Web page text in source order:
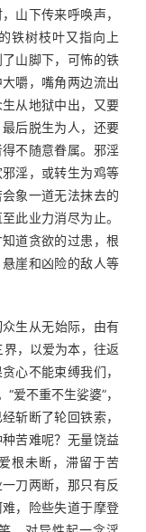
山下传来呼唤声，
铁树枝叶又指向上
山脚下，可怖的铁
嚼，嘴角两边流出
从地狱中出，又要
后脱生为人，还要
不随意眷属。邪淫
淫，或转生为鸡等
象一道无法抹去的
此业力消尽为止。
道贪欲的过患，根
崖和凶险的敌人等
生从无始际，由有
，以爱为本，往返
心不能束缚我们，
爱不重不生娑婆”，
斩断了轮回铁索，
苦难呢？无量饶益
根未断，滞留于苦
刀两断，那只有反
，险些失道于摩登